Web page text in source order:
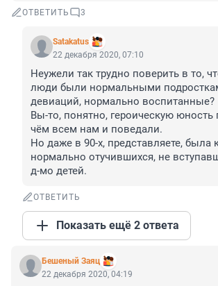
ОТВЕТИТЬ 3
Satakatus
22 декабря 2020, 07:10
Неужели так трудно поверить в то,
люди были нормальными
девиаций, нормально воспитанные?
Вы-то, понятно, героическую юность
чём всем нам и поведали.
Но даже в 90-х, представляете, была
нормально отучившихся, не
д-мо детей.
ОТВЕТИТЬ
Показать ещё 2 ответа
Бешеный Заяц
22 декабря 2020, 04:19